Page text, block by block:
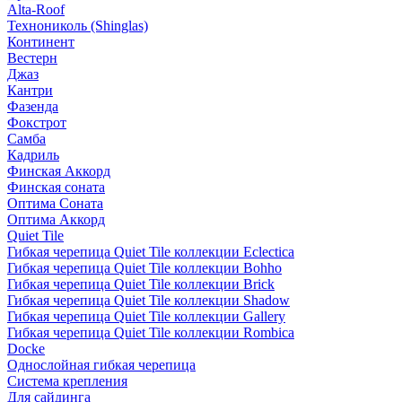
Alta-Roof
Технониколь (Shinglas)
Континент
Вестерн
Джаз
Кантри
Фазенда
Фокстрот
Самба
Кадриль
Финская Аккорд
Финская соната
Оптима Соната
Оптима Аккорд
Quiet Tile
Гибкая черепица Quiet Tile коллекции Eclectica
Гибкая черепица Quiet Tile коллекции Bohho
Гибкая черепица Quiet Tile коллекции Brick
Гибкая черепица Quiet Tile коллекции Shadow
Гибкая черепица Quiet Tile коллекции Gallery
Гибкая черепица Quiet Tile коллекции Rombica
Docke
Однослойная гибкая черепица
Система крепления
Для сайдинга